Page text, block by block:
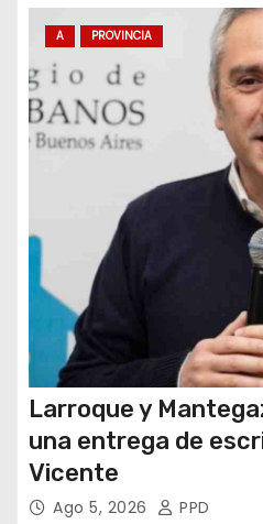
n
t
r
a
s
A PROVINCIA
Larroque y
una entrega de
Vicente
Ago 5, 2026 PPD